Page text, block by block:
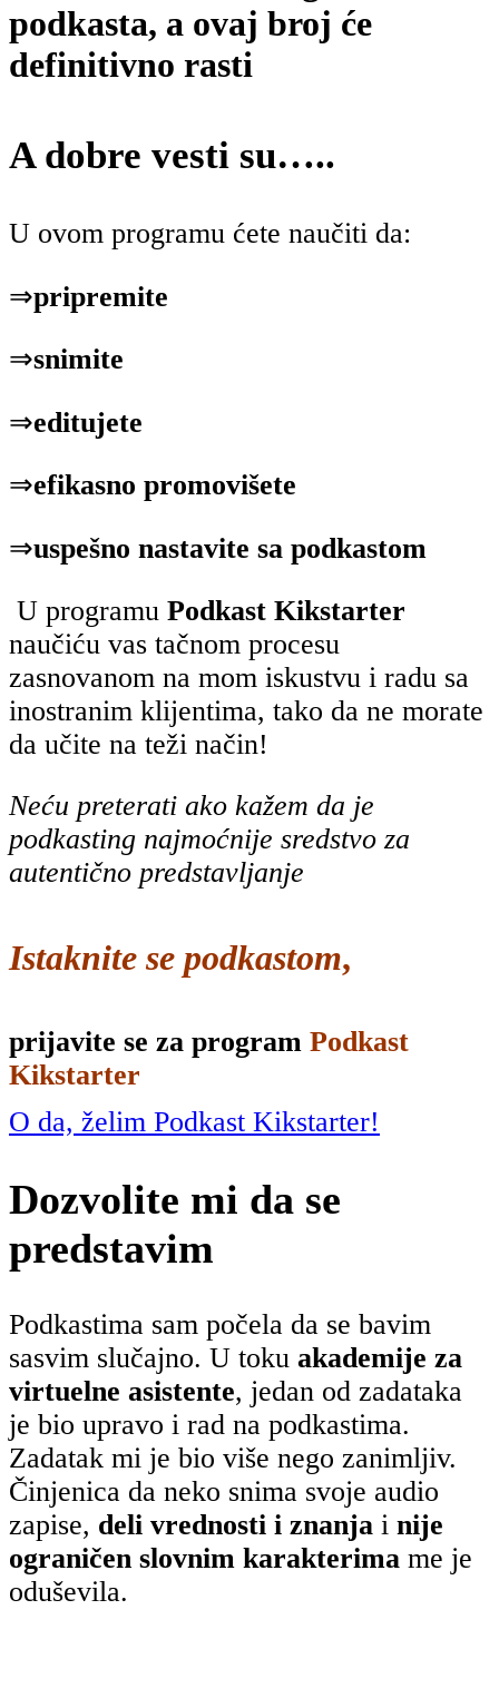
podkasta, a ovaj broj će
definitivno rasti
A dobre vesti su…..
U ovom programu ćete naučiti da:
⇒pripremite
⇒snimite
⇒editujete
⇒efikasno promovišete
⇒uspešno nastavite sa podkastom
U programu Podkast Kikstarter
naučiću vas tačnom procesu
zasnovanom na mom iskustvu i radu sa
inostranim klijentima, tako da ne morate
da učite na teži način!
Neću preterati ako kažem da je
podkasting najmoćnije sredstvo za
autentično predstavljanje
Istaknite se podkastom,
prijavite se za program Podkast
Kikstarter
O da, želim Podkast Kikstarter!
Dozvolite mi da se
predstavim
Podkastima sam počela da se bavim
sasvim slučajno. U toku akademije za
virtuelne asistente, jedan od zadataka
je bio upravo i rad na podkastima.
Zadatak mi je bio više nego zanimljiv.
Činjenica da neko snima svoje audio
zapise, deli vrednosti i znanja i nije
ograničen slovnim karakterima me je
oduševila.